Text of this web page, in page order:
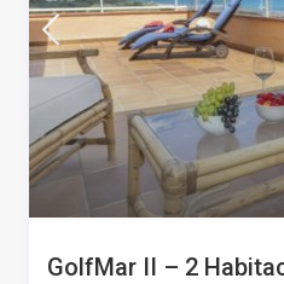
GolfMar II – 2